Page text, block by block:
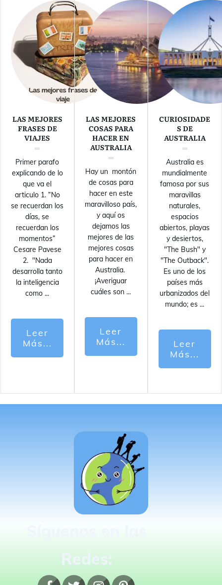
LAS MEJORES
FRASES DE
VIAJES
Primer parafo
explicando de lo
que va el
articulo 1. “No
se recuerdan los
días, se
recuerdan los
momentos”
Cesare Pavese
2. "Nada
desarrolla tanto
la inteligencia
como ...
Leer
Más...
LAS MEJORES
COSAS PARA
HACER EN
AUSTRALIA
Hay un montón
de cosas para
hacer en este
maravilloso país,
y aquí os
dejamos las
mejores de las
mejores cosas
para hacer en
Australia.
¡Averiguar
cuáles son ...
Leer
Más...
CURIOSIDADE
S DE
AUSTRALIA
Australia es
mundialmente
famosa por sus
maravillas
naturales,
espacios
abiertos, playas
y desiertos,
"The Bush" y
"The Outback".
Es uno de los
países más
urbanizados del
mundo; es ...
Leer
Más...
Redes: